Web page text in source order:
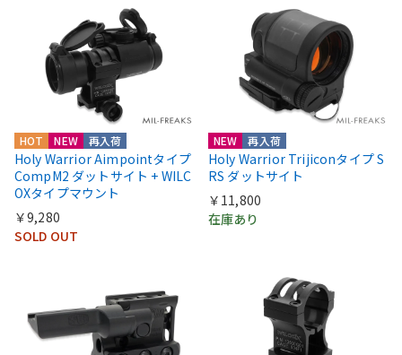
HOT NEW 再入荷
Holy Warrior Aimpointタイプ
CompM2 ダットサイト + WILC
OXタイプマウント
￥9,280
SOLD OUT
NEW 再入荷
Holy Warrior Trijiconタイプ S
RS ダットサイト
￥11,800
在庫あり